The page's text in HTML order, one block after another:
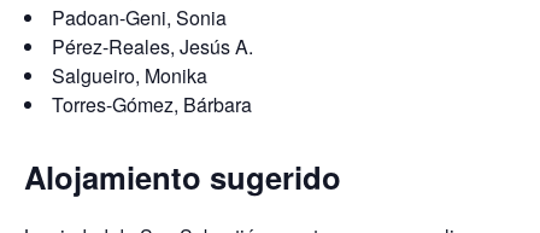
Padoan-Geni, Sonia
Pérez-Reales, Jesús A.
Salgueiro, Monika
Torres-Gómez, Bárbara
Alojamiento sugerido